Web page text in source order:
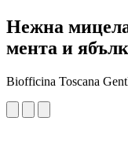
Нежна
мента и
Biofficina Toscana